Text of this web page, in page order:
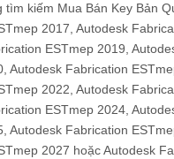
tìm kiếm Mua Bán Key Bản
2017, Autodesk
ESTmep 2019,
Autodesk Fabrication
2022, Autodesk
ESTmep 2024,
Autodesk Fabrication
2027 hoặc Autodesk